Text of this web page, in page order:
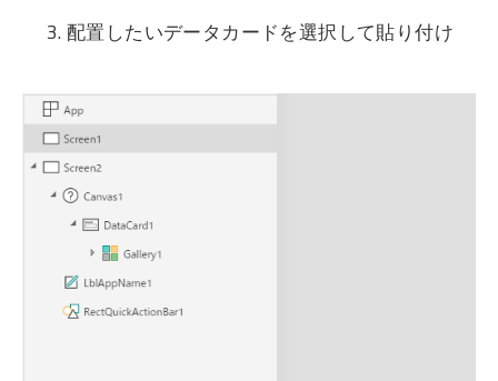
配置したいデータカードを選択して貼り付け